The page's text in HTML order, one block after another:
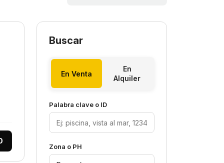
Buscar
En Venta
En
Alquiler
Palabra clave o ID
Zona o PH